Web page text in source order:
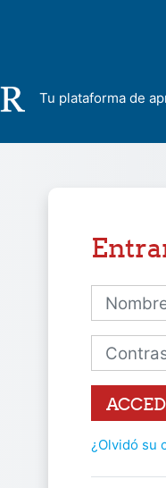
Tu plataforma de
Nombre
Contraseña
¿Olvidó su